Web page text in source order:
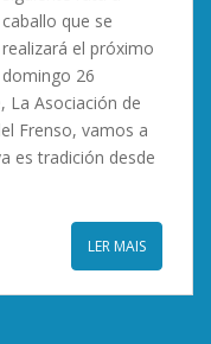
caballo que se
realizará el próximo
domingo 26
La Asociación de
Frenso, vamos a
es tradición desde
LER MAIS